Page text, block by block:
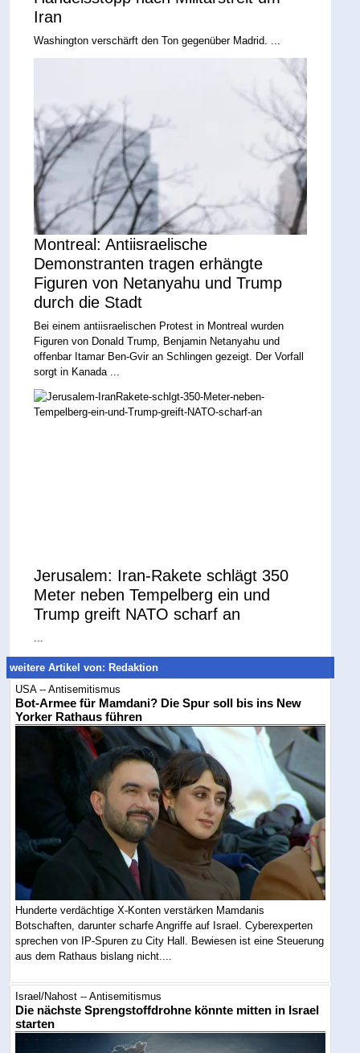
Iran
Washington verschärft den Ton gegenüber Madrid. ...
Montreal: Antiisraelische
Demonstranten tragen erhängte
Figuren von Netanyahu und Trump
durch die Stadt
Bei einem antiisraelischen Protest in Montreal wurden
Figuren von Donald Trump, Benjamin Netanyahu und
offenbar Itamar Ben-Gvir an Schlingen gezeigt. Der Vorfall
sorgt in Kanada ...
Jerusalem: Iran-Rakete schlägt 350
Meter neben Tempelberg ein und
Trump greift NATO scharf an
...
weitere Artikel von: Redaktion
USA -- Antisemitismus
Bot-Armee für Mamdani? Die Spur soll bis ins New
Yorker Rathaus führen
Hunderte verdächtige X-Konten verstärken Mamdanis
Botschaften, darunter scharfe Angriffe auf Israel. Cyberexperten
sprechen von IP-Spuren zu City Hall. Bewiesen ist eine Steuerung
aus dem Rathaus bislang nicht....
Israel/Nahost -- Antisemitismus
Die nächste Sprengstoffdrohne könnte mitten in Israel
starten